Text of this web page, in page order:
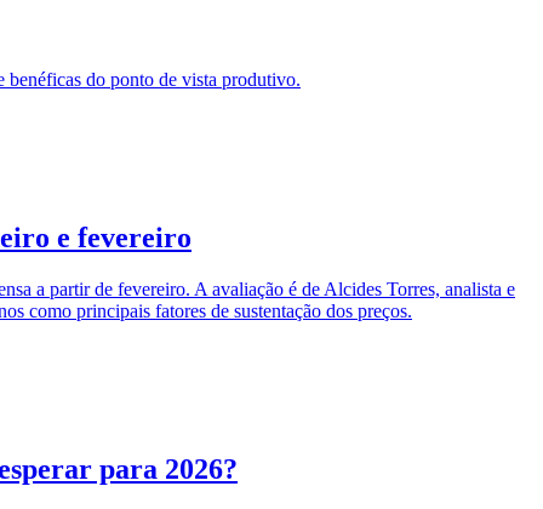
benéficas do ponto de vista produtivo.
e fevereiro
a partir de fevereiro. A avaliação é de Alcides Torres, analista e
como principais fatores de sustentação dos preços.
para 2026?